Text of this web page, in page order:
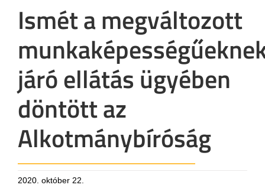
Ismét a megváltozott
járó ellátás ügyében
döntött az
Alkotmánybíróság
2020. október 22.